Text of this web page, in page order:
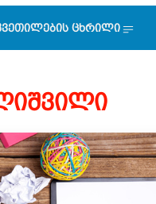
ცხრილი